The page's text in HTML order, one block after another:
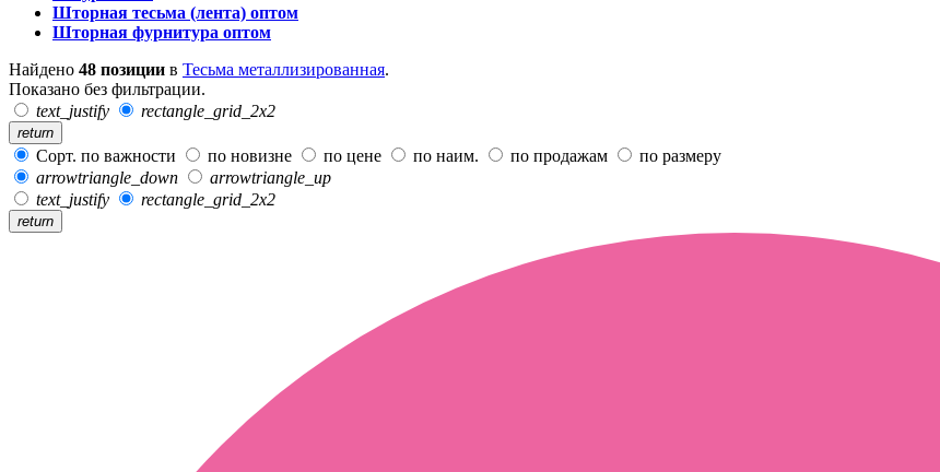
Шторная тесьма (лента) оптом
Шторная фурнитура оптом
Найдено 48 позиции в Тесьма металлизированная.
Показано без фильтрации.
text_justify
rectangle_grid_2x2
return
Сорт. по важности по новизне по цене по наим. по продажам
по размеру
arrowtriangle_down
arrowtriangle_up
text_justify
rectangle_grid_2x2
return